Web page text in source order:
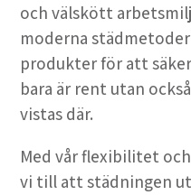
och välskött
moderna
produkter för att
bara är rent utan
vistas där.
Med vår flexibilitet
vi till att städningen